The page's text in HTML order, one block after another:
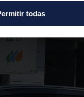
de redes sociales
partners de
haya proporcionado o
todas